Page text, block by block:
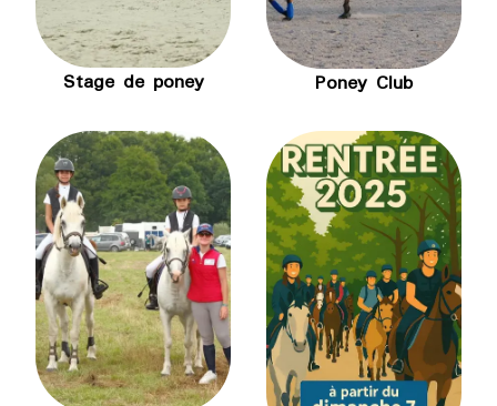
Stage de poney Poney Club